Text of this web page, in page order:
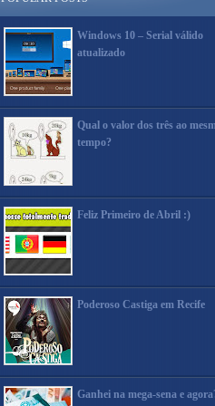
Windows 10 – Serial válido
atualizado
Qual o valor dos três ao
tempo?
Feliz Primeiro de Abril :)
Poderoso Castiga em Recife
Ganhei na mega-sena e